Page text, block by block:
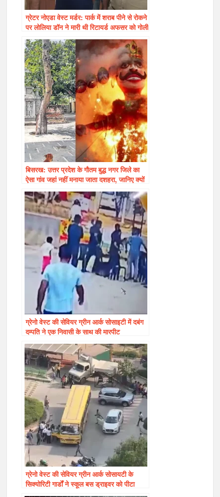
ग्रेटर नोएडा वेस्ट मर्डर: पार्क में शराब पीने से रोकने
पर लोलिया डॉन ने मारी थी रिटायर्ड अफसर को गोली
बिसरख: उत्तर प्रदेश के गौतम बुद्ध नगर जिले का
ऐसा गांव जहां नहीं मनाया जाता दशहरा, जानिए क्यों
ग्रेनो वेस्ट की सेवियर ग्रीन आर्क सोसाइटी में दबंग
दम्पति ने एक निवासी के साथ की मारपीट
ग्रेनो वेस्ट की सेवियर ग्रीन आर्क सोसायटी के
सिक्योरिटी गार्डों ने स्कूल बस ड्राइवर को पीटा